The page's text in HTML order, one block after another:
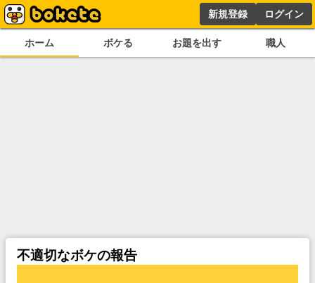
新規登録 ログイン
ホーム ボケる お題を出す 職人
不適切なボケの報告